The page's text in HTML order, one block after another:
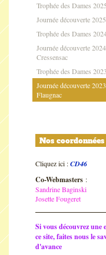
Trophée des Dames 2025
Journée découverte
Trophée des Dames
Journée découverte
Cressensac
Trophée des Dames 2023
Journée découverte
Flaugnac
Nos coordonnées
Cliquez ici :CD46
Co-Webmasters :
Sandrine Baginski
Josette Fougeret
Si vous découvrez une
ce site, faites nous le
d'avance